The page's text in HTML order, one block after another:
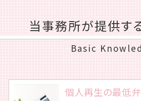
当事務所が提供す
Basic
個人再生の最低